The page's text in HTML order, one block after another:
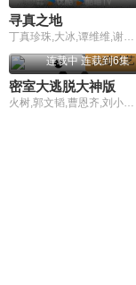
寻真之地
丁真珍珠,大冰,谭维维,谢霆锋,王立轩
大陆综艺
连载中 连载到6集
火树,郭文韬,曹恩齐,刘小怂,李晋晔